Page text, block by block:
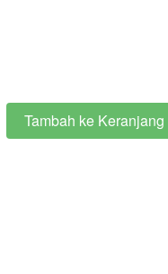
`
Tambah ke Keranjang